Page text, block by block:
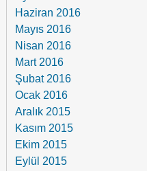
Haziran 2016
Mayıs 2016
Nisan 2016
Mart 2016
Şubat 2016
Ocak 2016
Aralık 2015
Kasım 2015
Ekim 2015
Eylül 2015